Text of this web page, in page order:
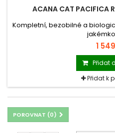
ACANA CAT PACIFICA
Kompletní, bezobilné a
1
Přidat
Přidat k
POROVNAT (0)